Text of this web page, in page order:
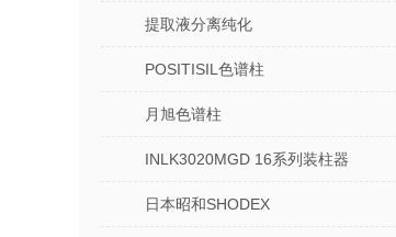
提取液分离纯化
POSITISIL色谱柱
月旭色谱柱
INLK3020MGD 16系列装柱器
日本昭和SHODEX